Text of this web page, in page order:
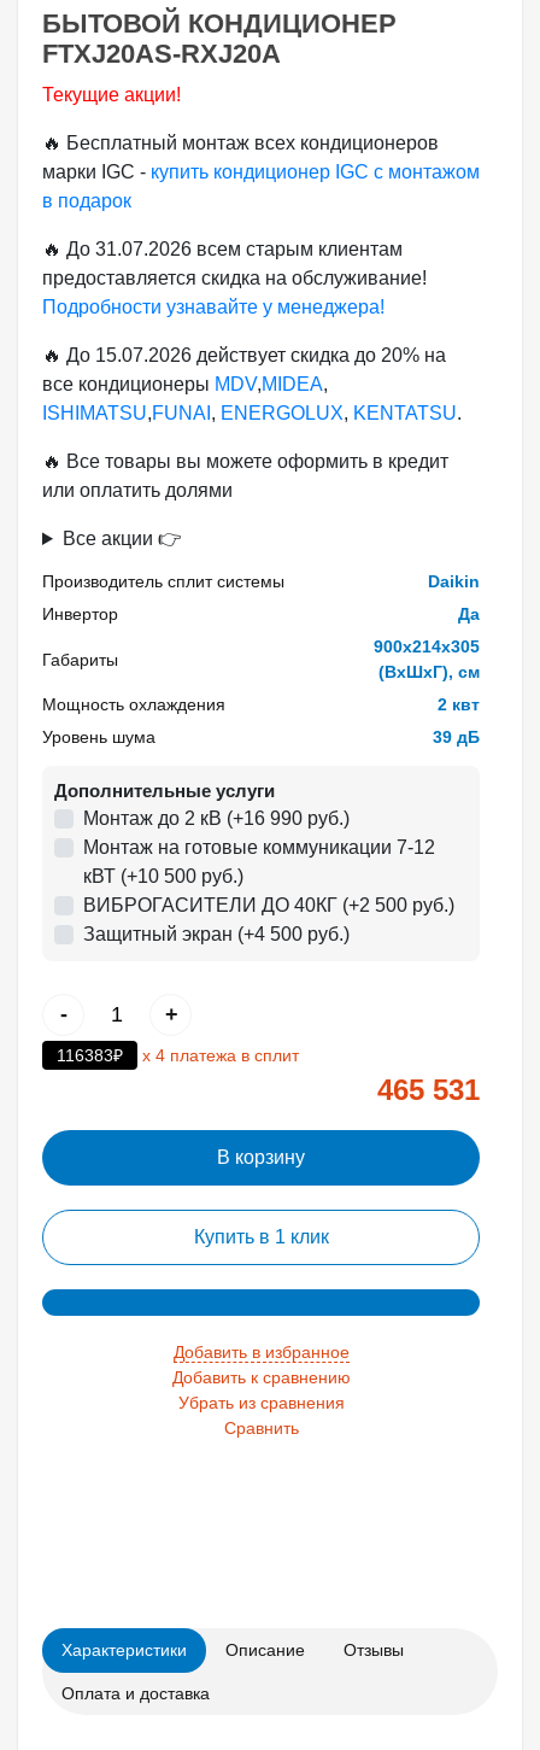
БЫТОВОЙ КОНДИЦИОНЕР
FTXJ20AS-RXJ20A
Текущие акции!
🔥 Бесплатный монтаж всех кондиционеров
марки IGC - купить кондиционер IGC с монтажом
в подарок
🔥 До 31.07.2026 всем старым клиентам
предоставляется скидка на обслуживание!
Подробности узнавайте у менеджера!
🔥 До 15.07.2026 действует скидка до 20% на
все кондиционеры MDV,MIDEA,
ISHIMATSU,FUNAI , ENERGOLUX, KENTATSU.
🔥 Все товары вы можете оформить в кредит
или оплатить долями
Все акции 👉
Производитель сплит системы
Daikin
Инвертор
Да
Габариты
900x214x305
(ВхШхГ), см
Мощность охлаждения
2 квт
Уровень шума
39 дБ
Дополнительные услуги
Монтаж до 2 кВ (+16 990 руб.)
Монтаж на готовые коммуникации 7-12
кВТ (+10 500 руб.)
ВИБРОГАСИТЕЛИ ДО 40КГ (+2 500 руб.)
Защитный экран (+4 500 руб.)
- +
116383₽ х 4 платежа в сплит
465 531
В корзину
Купить в 1 клик
Добавить в избранное
Добавить к сравнению
Убрать из сравнения
Сравнить
Характеристики Описание Отзывы
Оплата и доставка